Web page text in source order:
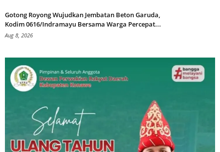
Gotong Royong Wujudkan Jembatan Beton Garuda,
Kodim 0616/Indramayu Bersama Warga Percepat...
Aug 8, 2026